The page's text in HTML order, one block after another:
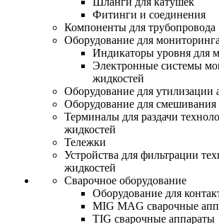
Фитинги и соединения
Компоненты для трубопровода
Оборудование для
Индикаторы уровня для
Электронные системы
жидкостей
Оборудование для утилизации
Оборудование для смешивания
Терминалы для раздачи
жидкостей
Тележки
Устройства для фильтрации
жидкостей
Сварочное оборудование
Оборудование для
MIG MAG сварочные
TIG сварочные аппараты